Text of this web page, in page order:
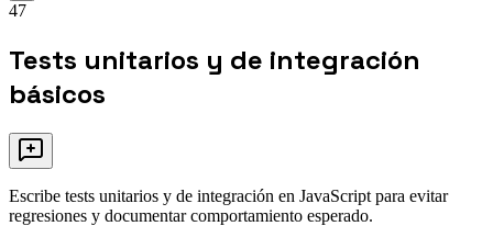
47
Tests unitarios y de integración
básicos
Escribe tests unitarios y de integración en JavaScript para evitar
regresiones y documentar comportamiento esperado.